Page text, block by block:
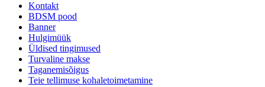
Kontakt
BDSM pood
Banner
Hulgimüük
Üldised tingimused
Turvaline makse
Taganemisõigus
Teie tellimuse kohaletoimetamine